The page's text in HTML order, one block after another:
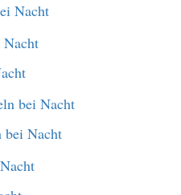
Nacht
bei Nacht